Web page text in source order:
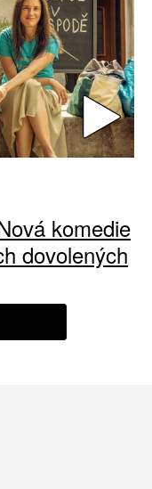
komedie
dovolených